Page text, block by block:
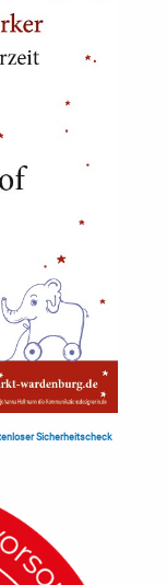
Sicherheitscheck